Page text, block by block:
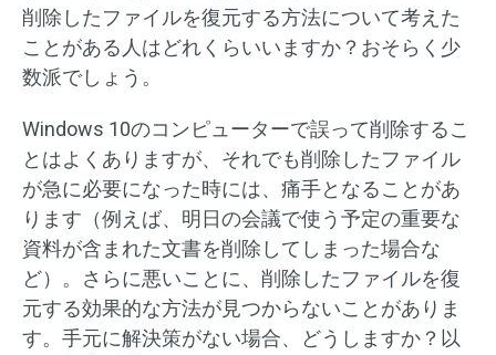
削除したファイルを復元する方法について考えた
ことがある人はどれくらいいますか？おそらく少
数派でしょう。
Windows 10のコンピューターで誤って削除するこ
とはよくありますが、それでも削除したファイル
が急に必要になった時には、痛手となることがあ
ります（例えば、明日の会議で使う予定の重要な
資料が含まれた文書を削除してしまった場合な
ど）。さらに悪いことに、削除したファイルを復
元する効果的な方法が見つからないことがありま
す。手元に解決策がない場合、どうしますか？以